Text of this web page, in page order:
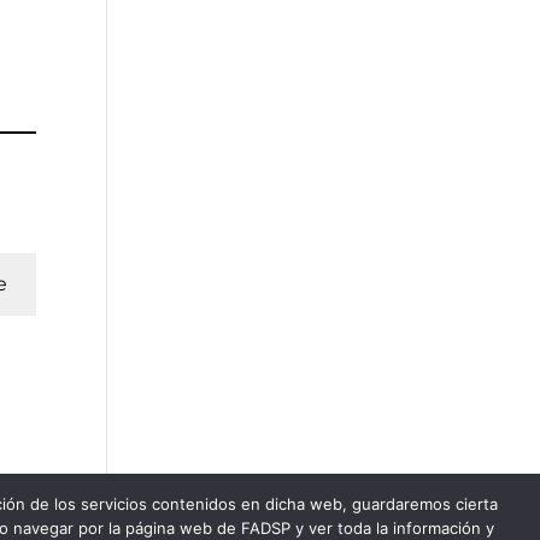
de los servicios contenidos en dicha web, guardaremos cierta
por la página web de FADSP y ver toda la información y